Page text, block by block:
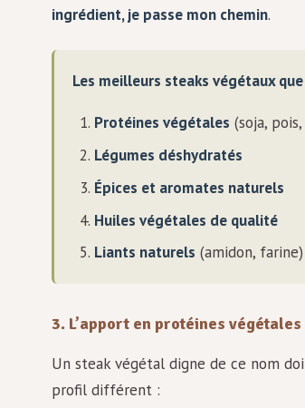
ingrédient, je passe mon chemin.
Les meilleurs steaks végétaux
Protéines végétales (soja,
Légumes déshydratés
Épices et aromates naturels
Huiles végétales de qualité
Liants naturels (amidon, farine)
3. L’apport en protéines végétales
Un steak végétal digne de ce nom
profil différent :